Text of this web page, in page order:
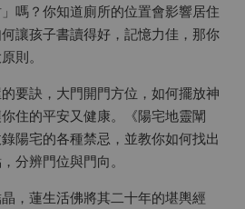
嗎？你知道廁所的位置會影響居住
讓孩子書讀得好，記憶力佳，那你
則。
要訣，大門開門方位，如何擺放神
住的平安又健康。《陽宅地靈闡
陽宅的各種禁忌，並教你如何找出
分辨門位與門向。
，蓮生活佛將其二十年的堪輿經